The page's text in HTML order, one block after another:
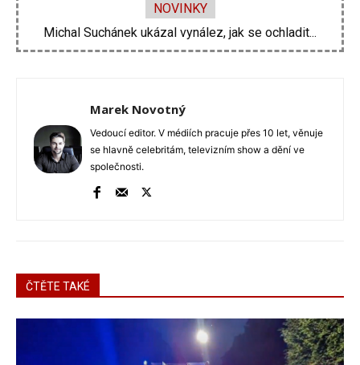
NOVINKY
Michal Suchánek ukázal vynález, jak se ochladit...
Marek Novotný
Vedoucí editor. V médiích pracuje přes 10 let, věnuje
se hlavně celebritám, televizním show a dění ve
společnosti.
ČTĚTE TAKÉ